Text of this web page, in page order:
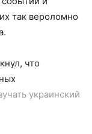
так вероломно
что
украинский